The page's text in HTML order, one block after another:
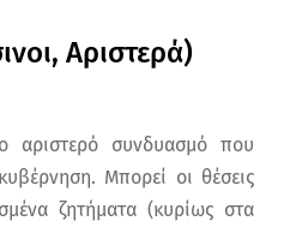
Αριστερά)
αριστερό συνδυασμό που
Μπορεί οι θέσεις
ζητήματα (κυρίως στα